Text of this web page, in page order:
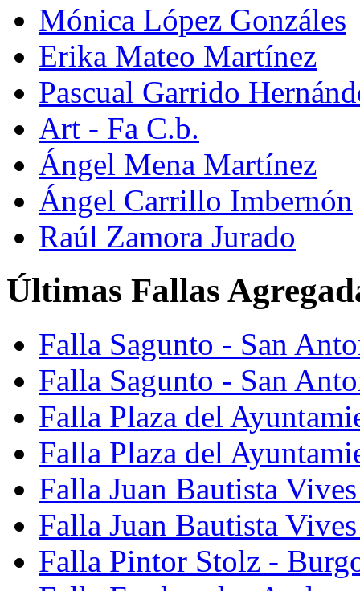
Mónica López Gonzáles
Erika Mateo Martínez
Pascual Garrido
Art - Fa C.b.
Ángel Mena Martínez
Ángel Carrillo Imbernón
Raúl Zamora Jurado
Últimas Fallas
Falla Sagunto - San
Falla Sagunto - San
Falla Plaza del
Falla Plaza del
Falla Juan Bautista
Falla Juan Bautista
Falla Pintor Stolz -